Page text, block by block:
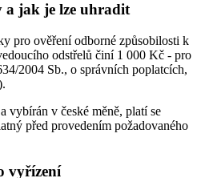
a jak je lze uhradit
pro ověření odborné způsobilosti k
odstřelů činí 1 000 Kč - pro
2004 Sb., o správních poplatcích,
vybírán v české měně, platí se
před provedením požadovaného
vyřízení